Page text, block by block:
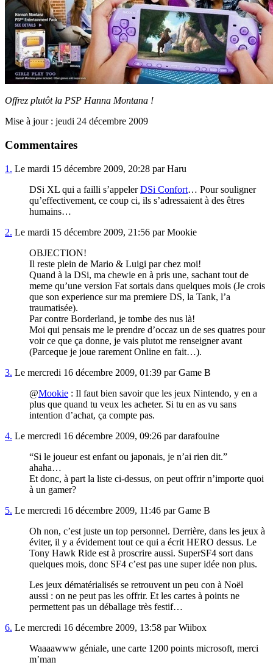
Offrez plutôt la PSP Hanna Montana !
Mise à jour : jeudi 24 décembre 2009
Commentaires
1. Le mardi 15 décembre 2009, 20:28 par Haru
DSi XL qui a failli s’appelerDSi Confort… Pour souligner
qu’effectivement, ce coup ci, ils s’adressaient à des êtres
humains…
2. Le mardi 15 décembre 2009, 21:56 par Mookie
OBJECTION!
Il reste plein de Mario & Luigi par chez moi!
Quand à la DSi, ma chewie en à pris une, sachant tout de
meme qu’une version Fat sortais dans quelques mois (Je crois
que son experience sur ma premiere DS, la Tank, l’a
traumatisée).
Par contre Borderland, je tombe des nus là!
Moi qui pensais me le prendre d’occaz un de ses quatres pour
voir ce que ça donne, je vais plutot me renseigner avant
(Parceque je joue rarement Online en fait…).
3. Le mercredi 16 décembre 2009, 01:39 par Game B
@Mookie : Il faut bien savoir que les jeux Nintendo, y en a
plus que quand tu veux les acheter. Si tu en as vu sans
intention d’achat, ça compte pas.
4. Le mercredi 16 décembre 2009, 09:26 par darafouine
“Si le joueur est enfant ou japonais, je n’ai rien dit.”
ahaha…
Et donc, à part la liste ci-dessus, on peut offrir n’importe quoi
à un gamer?
5. Le mercredi 16 décembre 2009, 11:46 par Game B
Oh non, c’est juste un top personnel. Derrière, dans les jeux à
éviter, il y a évidement tout ce qui a écrit HERO dessus. Le
Tony Hawk Ride est à proscrire aussi. SuperSF4 sort dans
quelques mois, donc SF4 c’est pas une super idée non plus.
Les jeux dématérialisés se retrouvent un peu con à Noël
aussi : on ne peut pas les offrir. Et les cartes à points ne
permettent pas un déballage très festif…
6. Le mercredi 16 décembre 2009, 13:58 par Wiibox
Waaaawww géniale, une carte 1200 points microsoft, merci
m’man